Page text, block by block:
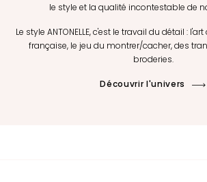
le style et la qualité incontestable de
Le style ANTONELLE, c'est le travail du détail :
française, le jeu du montrer/cacher, des
broderies.
Découvrir l'univers